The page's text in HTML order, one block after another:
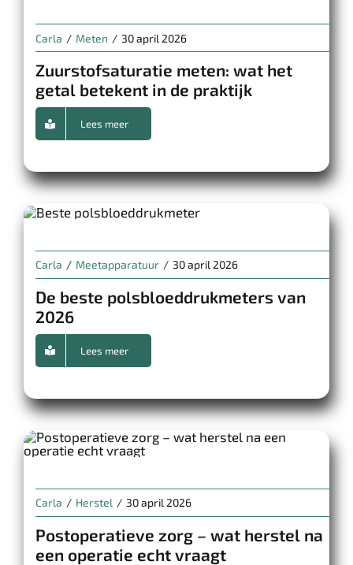
Carla / Meten / 30 april 2026
Zuurstofsaturatie meten: wat het
getal betekent in de praktijk
Lees meer
Carla / Meetapparatuur / 30 april 2026
De beste polsbloeddrukmeters van
2026
Lees meer
Carla / Herstel / 30 april 2026
Postoperatieve zorg – wat herstel na
een operatie echt vraagt